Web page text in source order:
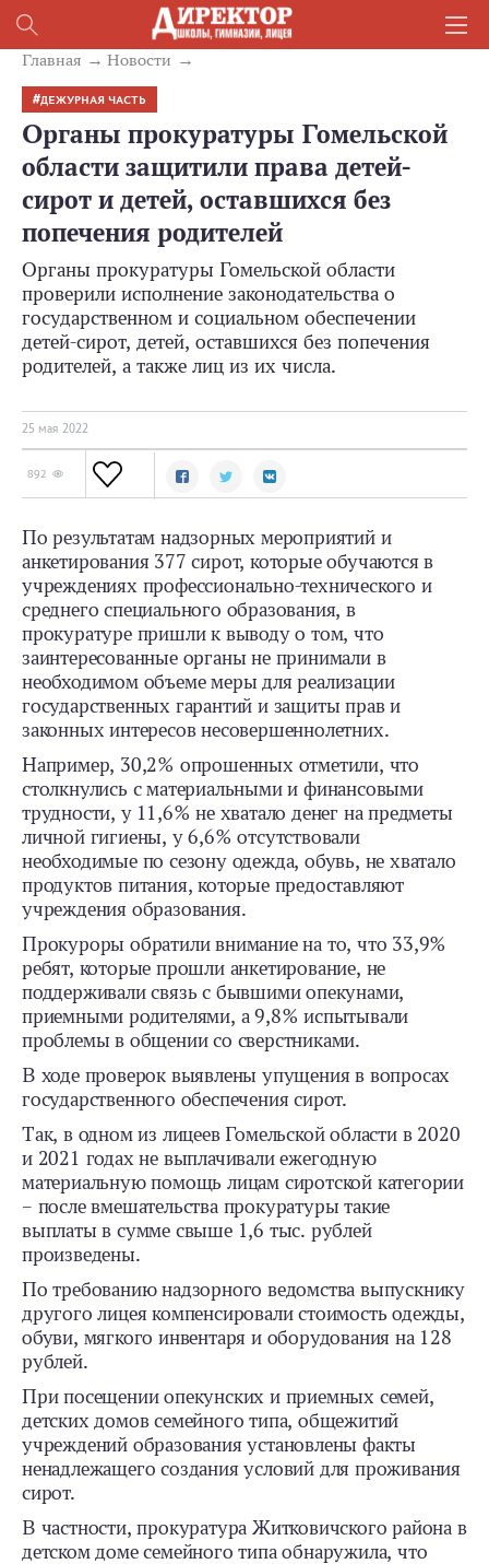
Главная Новости
ДЕЖУРНАЯ ЧАСТЬ
Органы прокуратуры Гомельской
области защитили права детей-
сирот и детей, оставшихся без
попечения родителей
Органы прокуратуры Гомельской области
проверили исполнение законодательства о
государственном и социальном обеспечении
детей-сирот, детей, оставшихся без попечения
родителей, а также лиц из их числа.
25 мая 2022
892
По результатам надзорных мероприятий и
анкетирования 377 сирот, которые обучаются в
учреждениях профессионально-технического и
среднего специального образования, в
прокуратуре пришли к выводу о том, что
заинтересованные органы не принимали в
необходимом объеме меры для реализации
государственных гарантий и защиты прав и
законных интересов несовершеннолетних.
Например, 30,2% опрошенных отметили, что
столкнулись с материальными и финансовыми
трудности, у 11,6% не хватало денег на предметы
личной гигиены, у 6,6% отсутствовали
необходимые по сезону одежда, обувь, не хватало
продуктов питания, которые предоставляют
учреждения образования.
Прокуроры обратили внимание на то, что 33,9%
ребят, которые прошли анкетирование, не
поддерживали связь с бывшими опекунами,
приемными родителями, а 9,8% испытывали
проблемы в общении со сверстниками.
В ходе проверок выявлены упущения в вопросах
государственного обеспечения сирот.
Так, в одном из лицеев Гомельской области в 2020
и 2021 годах не выплачивали ежегодную
материальную помощь лицам сиротской категории
– после вмешательства прокуратуры такие
выплаты в сумме свыше 1,6 тыс. рублей
произведены.
По требованию надзорного ведомства выпускнику
другого лицея компенсировали стоимость одежды,
обуви, мягкого инвентаря и оборудования на 128
рублей.
При посещении опекунских и приемных семей,
детских домов семейного типа, общежитий
учреждений образования установлены факты
ненадлежащего создания условий для проживания
сирот.
В частности, прокуратура Житковичского района в
детском доме семейного типа обнаружила, что